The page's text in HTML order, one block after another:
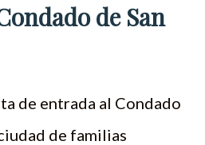
de San
de entrada al Condado
de familias